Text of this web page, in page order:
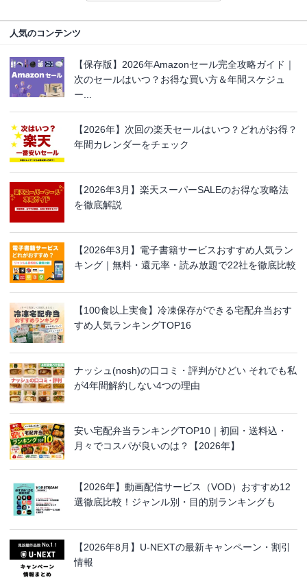
人気のコンテンツ
【保存版】2026年Amazonセール完全攻略ガイド｜
次のセールはいつ？お得な買い方＆年間スケジュ
ー...
【2026年】次回の楽天セールはいつ？どれがお得？
年間カレンダーをチェック
【2026年3月】楽天スーパーSALEのお得な攻略法
を徹底解説
【2026年3月】電子書籍サービスおすすめ人気ラン
キング｜無料・還元率・読み放題で22社を徹底比較
【100食以上実食】冷凍保存ができる宅配弁当おす
すめ人気ランキングTOP16
ナッシュ(nosh)の口コミ・評判がひどい それでも私
が4年間解約しない4つの理由
安い宅配弁当ランキングTOP10｜初回・送料込・
月々でコスパが良いのは？【2026年】
【2026年】動画配信サービス（VOD）おすすめ12
選徹底比較！ジャンル別・目的別ランキングも
【2026年8月】U-NEXTの最新キャンペーン・割引
情報